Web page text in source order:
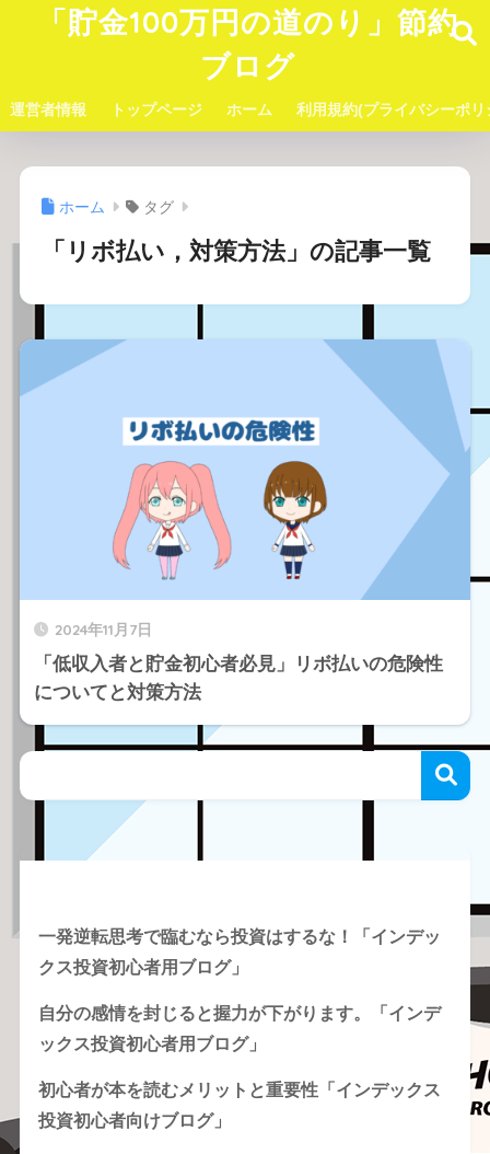
「貯金100万円の道のり」節約
ブログ
運営者情報 トップページ ホーム 利用規約(プライバシーポリ
ホーム タグ
「リボ払い，対策方法」の記事一覧
2024年11月7日
「低収入者と貯金初心者必見」リボ払いの危険性
についてと対策方法
一発逆転思考で臨むなら投資はするな！「インデッ
クス投資初心者用ブログ」
自分の感情を封じると握力が下がります。「インデ
ックス投資初心者用ブログ」
初心者が本を読むメリットと重要性「インデックス
投資初心者向けブログ」